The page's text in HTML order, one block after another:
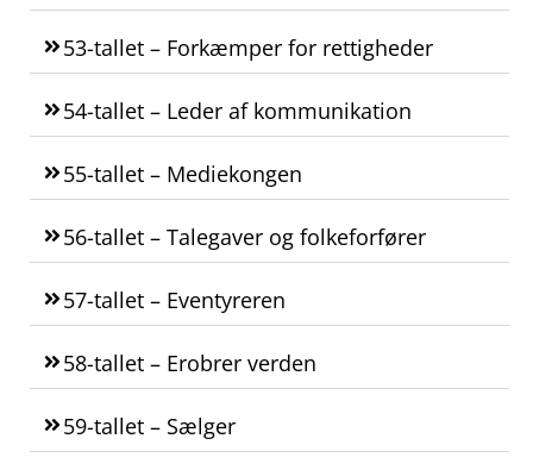
53-tallet – Forkæmper for rettigheder
54-tallet – Leder af kommunikation
55-tallet – Mediekongen
56-tallet – Talegaver og folkeforfører
57-tallet – Eventyreren
58-tallet – Erobrer verden
59-tallet – Sælger